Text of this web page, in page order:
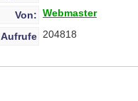
Von: Webmaster
Aufrufe 204818